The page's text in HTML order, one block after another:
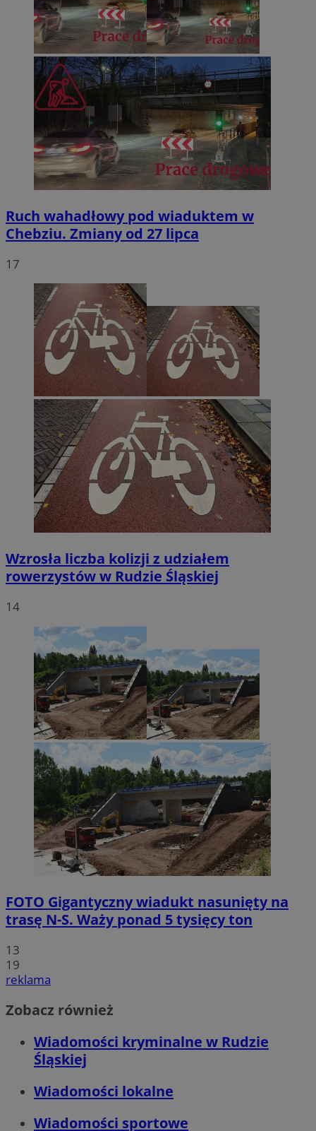
Ruch wahadłowy pod wiaduktem w
Chebziu. Zmiany od 27 lipca
17
Wzrosła liczba kolizji z udziałem
rowerzystów w Rudzie Śląskiej
14
FOTO Gigantyczny wiadukt nasunięty na
trasę N-S. Waży ponad 5 tysięcy ton
13
19
reklama
Zobacz również
Wiadomości kryminalne w Rudzie
Śląskiej
Wiadomości lokalne
Wiadomości sportowe